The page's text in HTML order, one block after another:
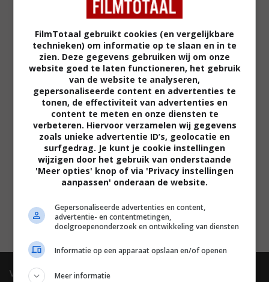
week, en zelfs de manier waarop het team tegen
Steppenwolf, die als ondergeschikte van Darkseid
teleporteert naar de aarde dankzij een magische
kubus, en deze in handen probeert te krijgen
terwijl soldaten hem tegenhouden in een tunnel
met blokkades. Het is niet per se afgekeken, de
zogeheten Motherboxes komen wel degelijk uit de
originele verhalen, maar men speelt duidelijk op
safe met de opzet vanJustice League. Hij mist
daardoor de impact, vernieuwing en eigen identiteit
The Avengershad.
LEES VERDER
video
FilmTotaal gebruikt cookies (en vergelijkbare
technieken) om informatie op te slaan en in te
zien. Deze gegevens gebruiken wij om onze
website goed te laten functioneren, het gebruik
van de website te analyseren,
gepersonaliseerde content en advertenties te
tonen, de effectiviteit van advertenties en
content te meten en onze diensten te
verbeteren. Hiervoor verzamelen wij gegevens
zoals unieke advertentie ID’s, geolocatie en
surfgedrag. Je kunt je cookie instellingen
wijzigen door het gebruik van onderstaande
'Meer opties' knop of via 'Privacy instellingen
aanpassen' onderaan de website.
Gepersonaliseerde advertenties en content,
advertentie- en contentmetingen,
doelgroepenonderzoek en ontwikkeling van diensten
Informatie op een apparaat opslaan en/of openen
Meer informatie